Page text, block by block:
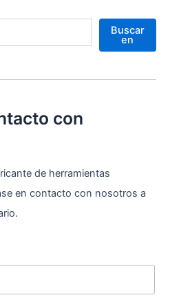
Buscar
en
con
de herramientas
en contacto con nosotros a